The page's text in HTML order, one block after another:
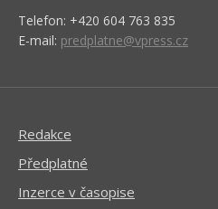
Telefon: +420 604 763 835
E-mail: predplatne@vpress.cz
Redakce
Předplatné
Inzerce v časopise